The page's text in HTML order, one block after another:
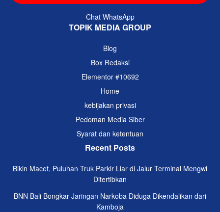
Chat WhatsApp
TOPIK MEDIA GROUP
Blog
Box Redaksi
Elementor #10692
Home
kebijakan privasi
Pedoman Media Siber
Syarat dan ketentuan
Recent Posts
Bikin Macet, Puluhan Truk Parkir Liar di Jalur Terminal Mengwi
Ditertibkan
BNN Bali Bongkar Jaringan Narkoba Diduga Dikendalikan dari
Kamboja